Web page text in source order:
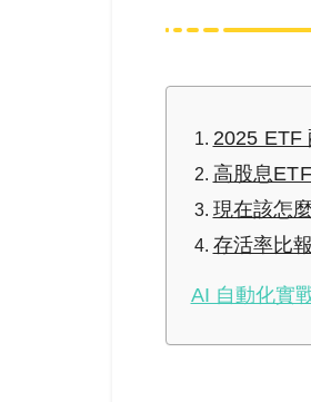
2025 ETF
高股息
現在該怎
存活率比
AI 自動化實